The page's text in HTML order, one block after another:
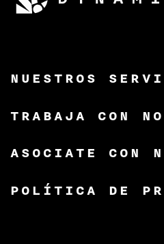
NUESTROS
TRABAJA CON
ASOCIATE CON
POLÍTICA DE